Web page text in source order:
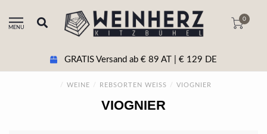
MENU
0
GRATIS Versand ab € 89 AT | € 129 DE
/ WEINE / REBSORTEN WEISS / VIOGNIER
VIOGNIER